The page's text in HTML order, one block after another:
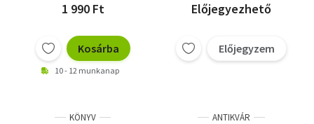
1 990 Ft
Kosárba
10 - 12 munkanap
Előjegyezhető
Előjegyzem
KÖNYV ANTIKVÁR